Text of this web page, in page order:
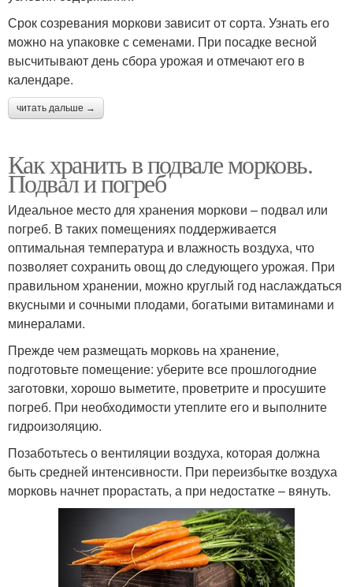
Срок созревания моркови зависит от сорта. Узнать его
можно на упаковке с семенами. При посадке весной
высчитывают день сбора урожая и отмечают его в
календаре.
читать дальше →
Как хранить в подвале морковь.
Подвал и погреб
Идеальное место для хранения моркови – подвал или
погреб. В таких помещениях поддерживается
оптимальная температура и влажность воздуха, что
позволяет сохранить овощ до следующего урожая. При
правильном хранении, можно круглый год наслаждаться
вкусными и сочными плодами, богатыми витаминами и
минералами.
Прежде чем размещать морковь на хранение,
подготовьте помещение: уберите все прошлогодние
заготовки, хорошо выметите, проветрите и просушите
погреб. При необходимости утеплите его и выполните
гидроизоляцию.
Позаботьтесь о вентиляции воздуха, которая должна
быть средней интенсивности. При переизбытке воздуха
морковь начнет прорастать, а при недостатке – вянуть.